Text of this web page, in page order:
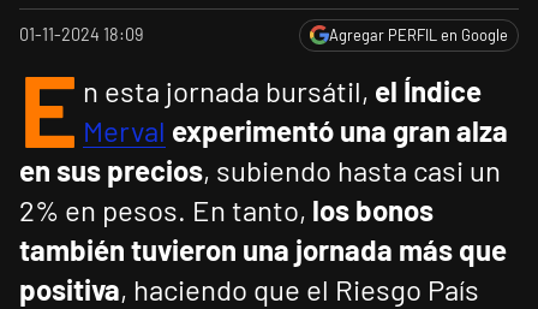
01-11-2024 18:09 Agregar PERFIL en Google
E n esta jornada bursátil, el Índice
Merval experimentó una gran alza
en sus precios, subiendo hasta casi un
2% en pesos. En tanto, los bonos
también tuvieron una jornada más que
positiva, haciendo que el Riesgo País